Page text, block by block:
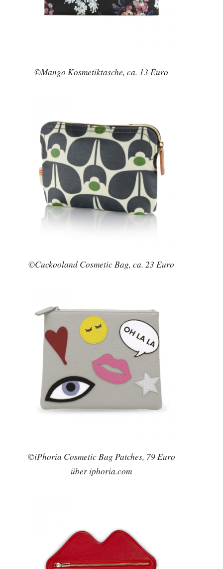
©Mango Kosmetiktasche, ca. 13 Euro
©Cuckooland Cosmetic Bag, ca. 23 Euro
©iPhoria Cosmetic Bag Patches, 79 Euro
über iphoria.com